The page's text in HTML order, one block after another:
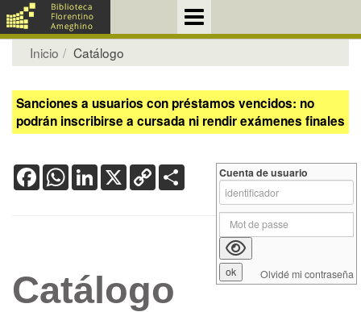
Inicio Catálogo
Sanciones a usuarios con préstamos vencidos: no
podrán inscribirse a cursada ni rendir exámenes finales
FacebookWhatsApp
LinkedIn
X Copy
Link
Catálogo
Cuenta de usuario
Olvidé mi contraseña